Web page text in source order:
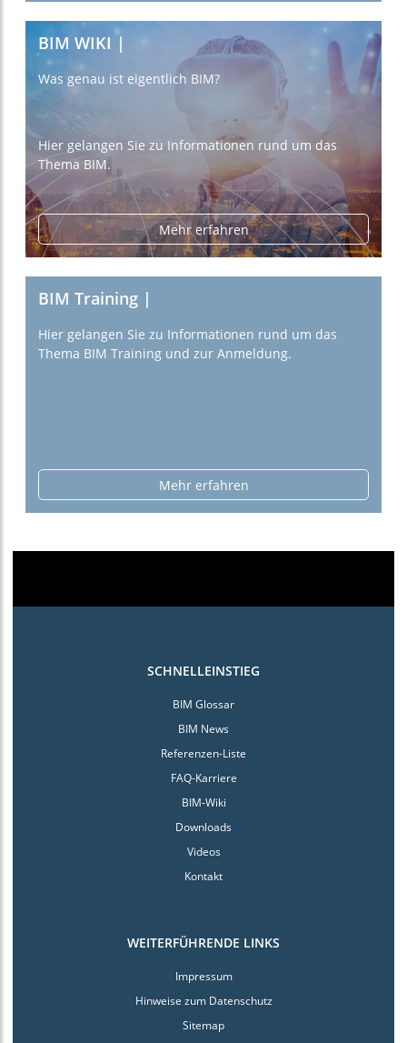
BIM WIKI |
Was genau ist eigentlich BIM?
Hier gelangen Sie zu Informationen rund um das
Thema BIM.
Mehr erfahren
BIM Training |
Hier gelangen Sie zu Informationen rund um das
Thema BIM Training und zur Anmeldung.
Mehr erfahren
SCHNELLEINSTIEG
BIM Glossar
BIM News
Referenzen-Liste
FAQ-Karriere
BIM-Wiki
Downloads
Videos
Kontakt
WEITERFÜHRENDE LINKS
Impressum
Hinweise zum Datenschutz
Sitemap